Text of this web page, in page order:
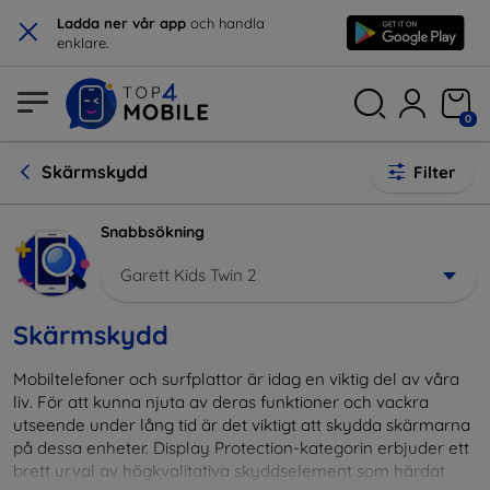
× Ladda ner vår app och handla
enklare.
0
Skärmskydd Filter
Snabbsökning
Garett Kids Twin 2
Skärmskydd
Mobiltelefoner och surfplattor är idag en viktig del av våra
liv. För att kunna njuta av deras funktioner och vackra
utseende under lång tid är det viktigt att skydda skärmarna
på dessa enheter. Display Protection-kategorin erbjuder ett
brett urval av högkvalitativa skyddselement som härdat